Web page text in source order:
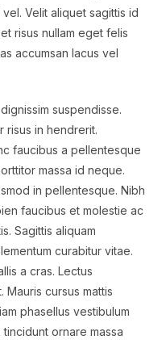
Velit aliquet sagittis id
risus nullam eget felis
accumsan lacus vel
suspendisse.
risus in hendrerit.
faucibus a pellentesque
massa id neque.
in pellentesque. Nibh
faucibus et molestie ac
Sagittis aliquam
curabitur vitae.
a cras. Lectus
Mauris cursus mattis
phasellus vestibulum
ornare massa